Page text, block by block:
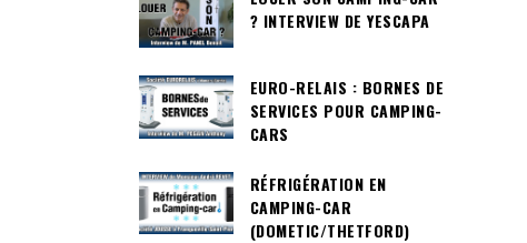
? INTERVIEW DE YESCAPA
EURO-RELAIS : BORNES DE
SERVICES POUR CAMPING-
CARS
RÉFRIGÉRATION EN
CAMPING-CAR
(DOMETIC/THETFORD)